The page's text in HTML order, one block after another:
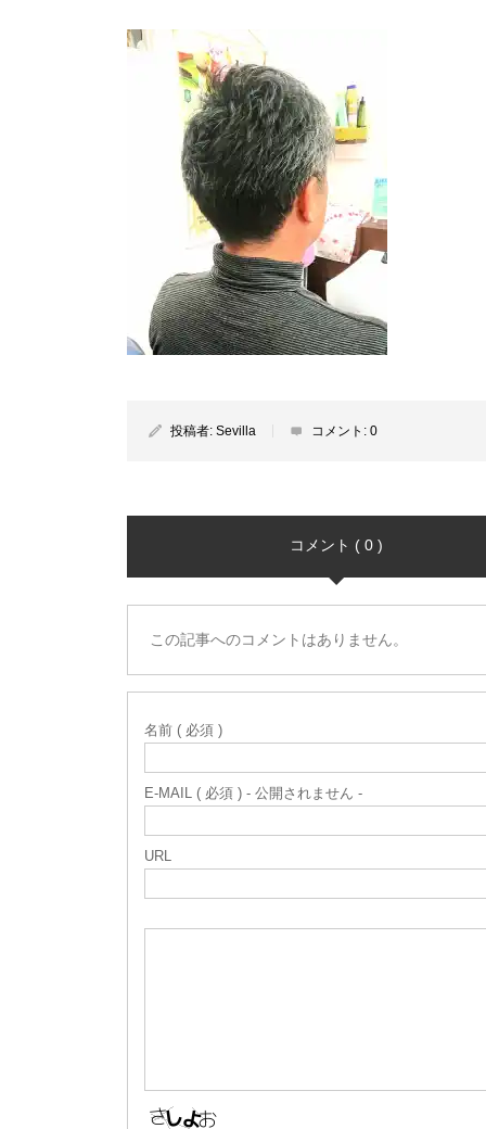
投稿者: Sevilla コメント: 0
コメント ( 0 )
この記事へのコメントはありません。
名前 ( 必須 )
E-MAIL ( 必須 ) - 公開されません -
URL